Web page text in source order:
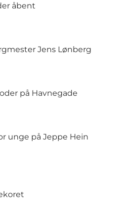
åbent
Jens Lønberg
på Havnegade
unge på Jeppe Hein